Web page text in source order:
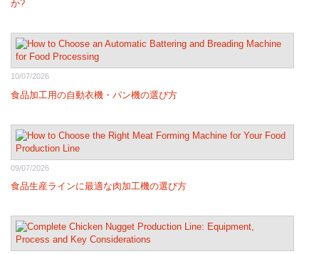
か?
10/07/2026
食品加工用の自動衣機・パン機の選び方
09/07/2026
食品生産ラインに最適な肉加工機の選び方